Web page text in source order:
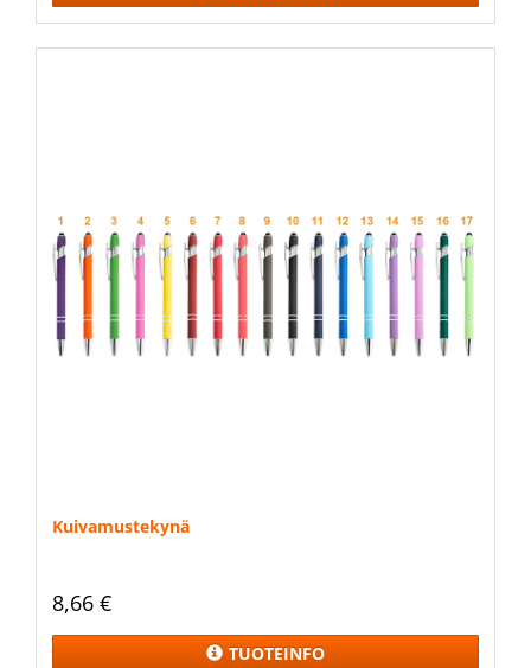
Kuivamustekynä
8,66 €
TUOTEINFO